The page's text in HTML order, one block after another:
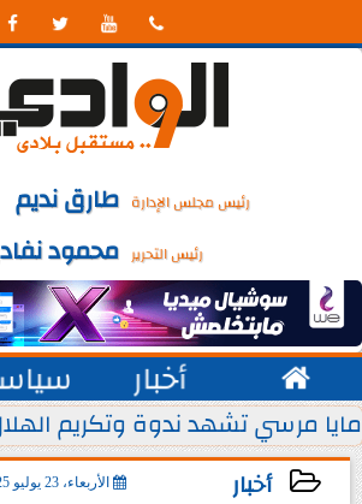
   
رئيس مجلس الإدارة طارق نديم
رئيس التحرير محمود
 أخبار
يوليو من كل عام
مايا مرسي تشهد ندوة وتكريم
أخبار الأربعاء، 23 يوليو 2025